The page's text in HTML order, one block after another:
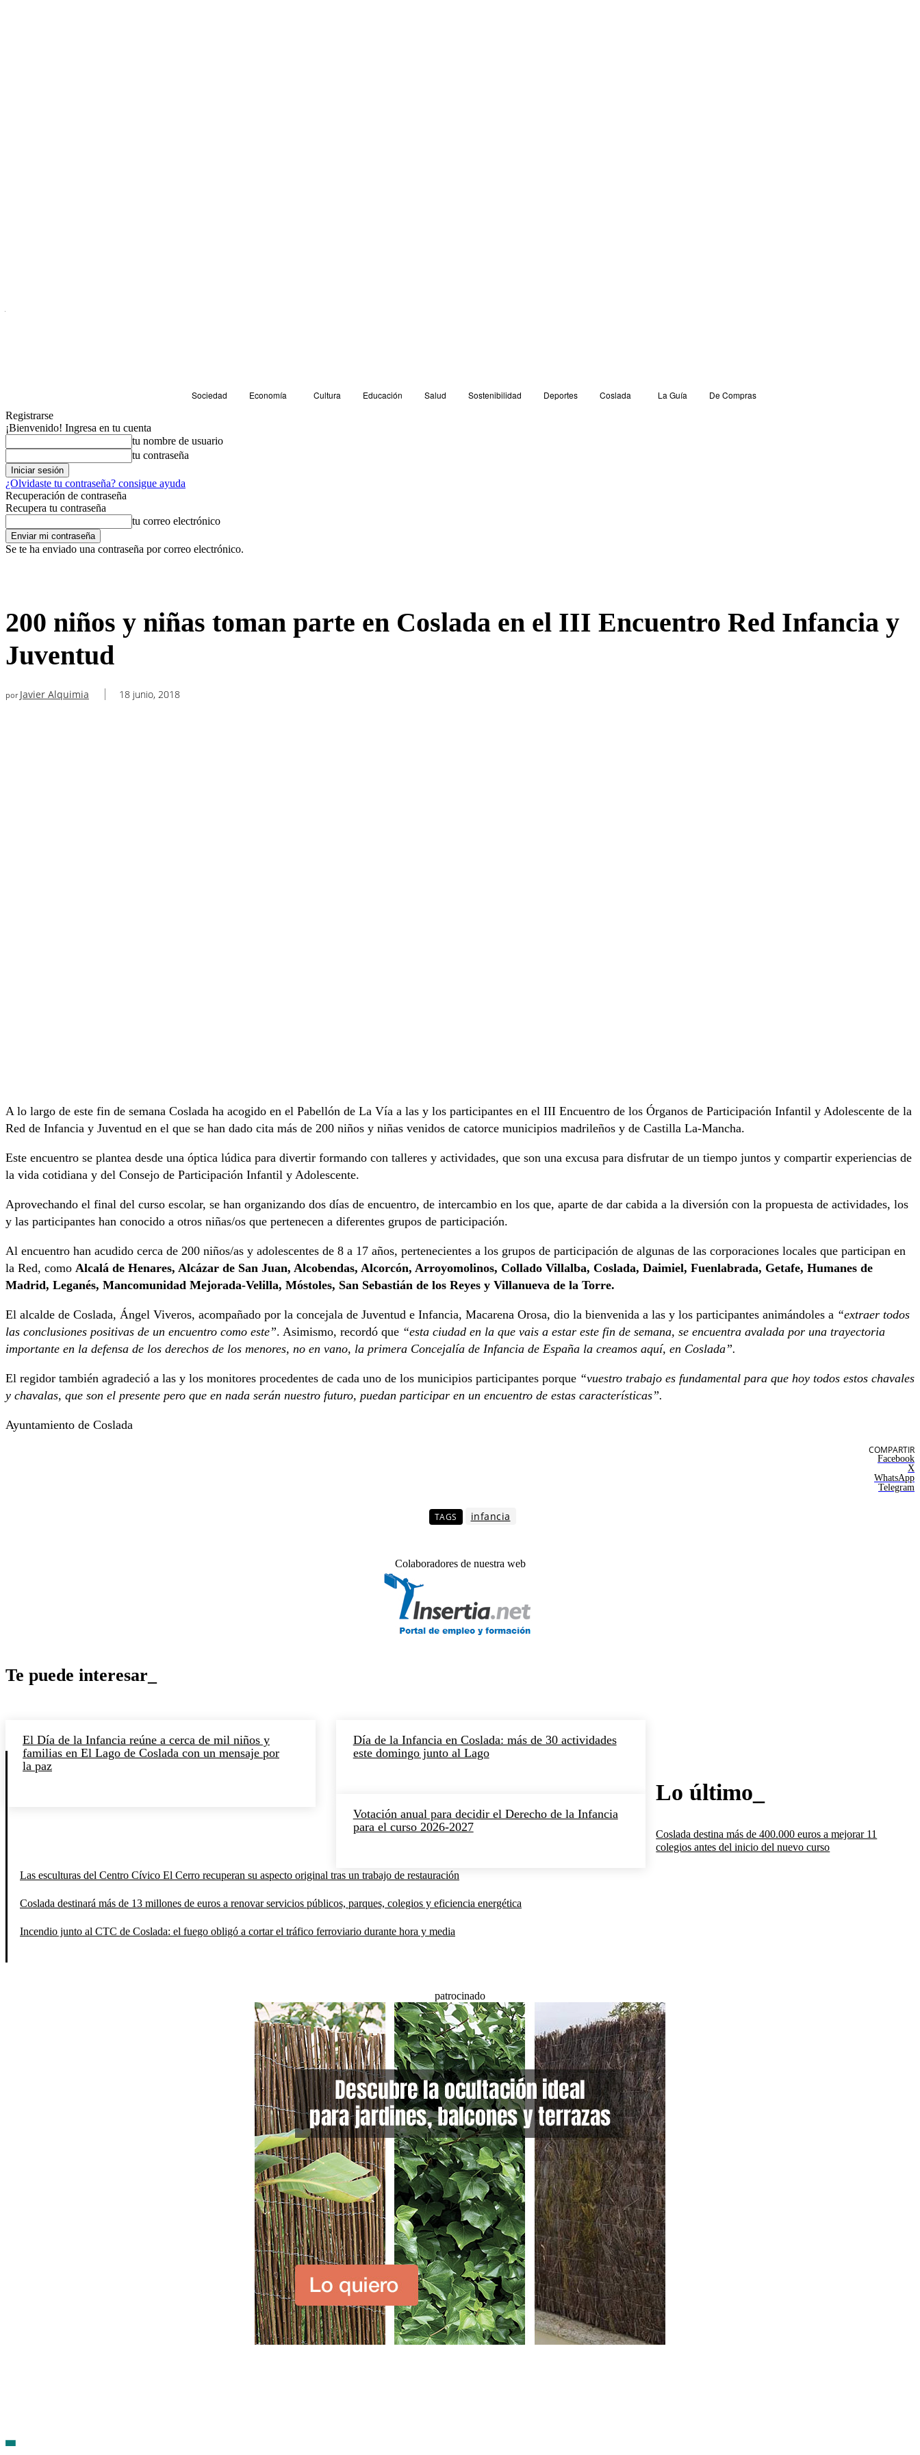
Sociedad Economía Cultura Educación Salud Sostenibilidad Deportes Coslada La Guía
De Compras
Registrarse
¡Bienvenido! Ingresa en tu cuenta
tu nombre de usuario
tu contraseña
¿Olvidaste tu contraseña? consigue ayuda
Recuperación de contraseña
Recupera tu contraseña
tu correo electrónico
Se te ha enviado una contraseña por correo electrónico.
200 niños y niñas toman parte en Coslada en el III Encuentro Red Infancia y
Juventud
por Javier Alquimia 18 junio, 2018
A lo largo de este fin de semana Coslada ha acogido en el Pabellón de La Vía a las y los participantes en el III Encuentro de los Órganos de Participación Infantil y Adolescente de la
Red de Infancia y Juventud en el que se han dado cita más de 200 niños y niñas venidos de catorce municipios madrileños y de Castilla La-Mancha.
Este encuentro se plantea desde una óptica lúdica para divertir formando con talleres y actividades, que son una excusa para disfrutar de un tiempo juntos y compartir experiencias de
la vida cotidiana y del Consejo de Participación Infantil y Adolescente.
Aprovechando el final del curso escolar, se han organizando dos días de encuentro, de intercambio en los que, aparte de dar cabida a la diversión con la propuesta de actividades, los
y las participantes han conocido a otros niñas/os que pertenecen a diferentes grupos de participación.
Al encuentro han acudido cerca de 200 niños/as y adolescentes de 8 a 17 años, pertenecientes a los grupos de participación de algunas de las corporaciones locales que participan en
la Red, como Alcalá de Henares, Alcázar de San Juan, Alcobendas, Alcorcón, Arroyomolinos, Collado Villalba, Coslada, Daimiel, Fuenlabrada, Getafe, Humanes de
Madrid, Leganés, Mancomunidad Mejorada-Velilla, Móstoles, San Sebastián de los Reyes y Villanueva de la Torre.
El alcalde de Coslada, Ángel Viveros, acompañado por la concejala de Juventud e Infancia, Macarena Orosa, dio la bienvenida a las y los participantes animándoles a “extraer todos
las conclusiones positivas de un encuentro como este”. Asimismo, recordó que “esta ciudad en la que vais a estar este fin de semana, se encuentra avalada por una trayectoria
importante en la defensa de los derechos de los menores, no en vano, la primera Concejalía de Infancia de España la creamos aquí, en Coslada”.
El regidor también agradeció a las y los monitores procedentes de cada uno de los municipios participantes porque “vuestro trabajo es fundamental para que hoy todos estos chavales
y chavalas, que son el presente pero que en nada serán nuestro futuro, puedan participar en un encuentro de estas características”.
Ayuntamiento de Coslada
COMPARTIR
Facebook
X
WhatsApp
Telegram
TAGS infancia
Colaboradores de nuestra web
Te puede interesar_
El Día de la Infancia reúne a cerca de mil niños y
familias en El Lago de Coslada con un mensaje por
la paz
Día de la Infancia en Coslada: más de 30 actividades
este domingo junto al Lago
Votación anual para decidir el Derecho de la Infancia
para el curso 2026-2027
Lo último_
Coslada destina más de 400.000 euros a mejorar 11
colegios antes del inicio del nuevo curso
Las esculturas del Centro Cívico El Cerro recuperan su aspecto original tras un trabajo de restauración
Coslada destinará más de 13 millones de euros a renovar servicios públicos, parques, colegios y eficiencia energética
Incendio junto al CTC de Coslada: el fuego obligó a cortar el tráfico ferroviario durante hora y media
patrocinado